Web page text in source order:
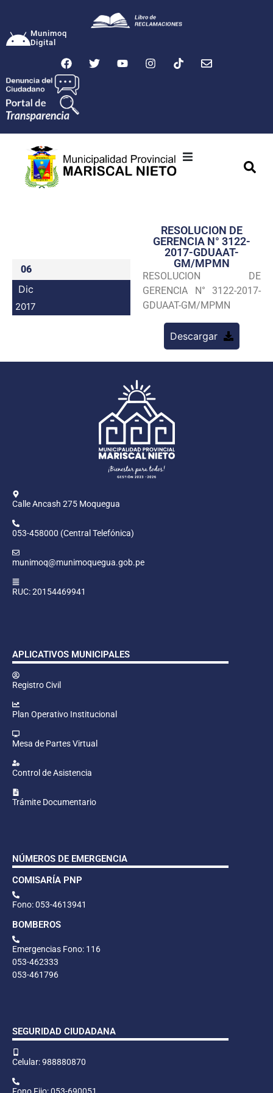
Munimoq
Digital
Transparencia
Seguridad
Programas
06
Dic
2017
RESOLUCION DE
GERENCIA N° 3122-
2017-GDUAAT-
GM/MPMN
RESOLUCION DE
GERENCIA N° 3122-2017-
GDUAAT-GM/MPMN
Descargar
Calle Ancash 275 Moquegua
053-458000 (Central Telefónica)
munimoq@munimoquegua.gob.pe
RUC: 20154469941
APLICATIVOS MUNICIPALES
Registro Civil
Plan Operativo Institucional
Mesa de Partes Virtual
Control de Asistencia
Trámite Documentario
NÚMEROS DE EMERGENCIA
COMISARÍA PNP
Fono: 053-4613941
BOMBEROS
Emergencias Fono: 116
053-462333
053-461796
SEGURIDAD CIUDADANA
Celular: 988880870
Fono Fijo: 053-690051